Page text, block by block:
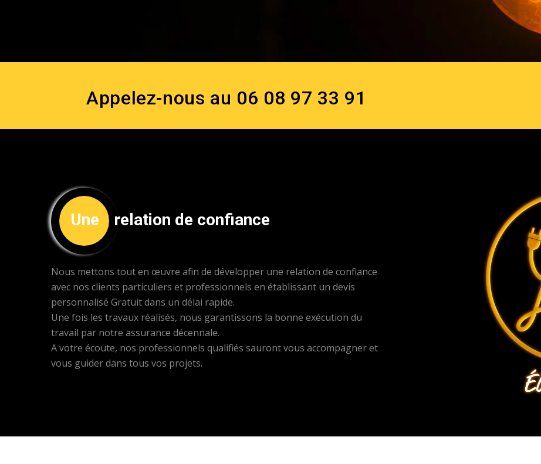
Appelez-nous au 06 08 97 33 91
Une relation de confiance
Nous mettons tout en œuvre afin de développer une relation de confiance
avec nos clients particuliers et professionnels en établissant un devis
personnalisé Gratuit dans un délai rapide.
Une fois les travaux réalisés, nous garantissons la bonne exécution du
travail par notre assurance décennale.
A votre écoute, nos professionnels qualifiés sauront vous accompagner et
vous guider dans tous vos projets.